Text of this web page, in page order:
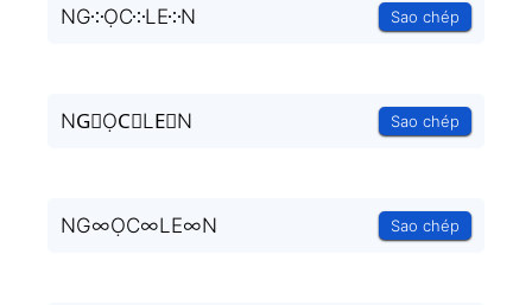
NG༶ỌC༶LE༶N Sao chép
NG⃒ỌC⃒LE⃒N Sao chép
NG∞ỌC∞LE∞N Sao chép